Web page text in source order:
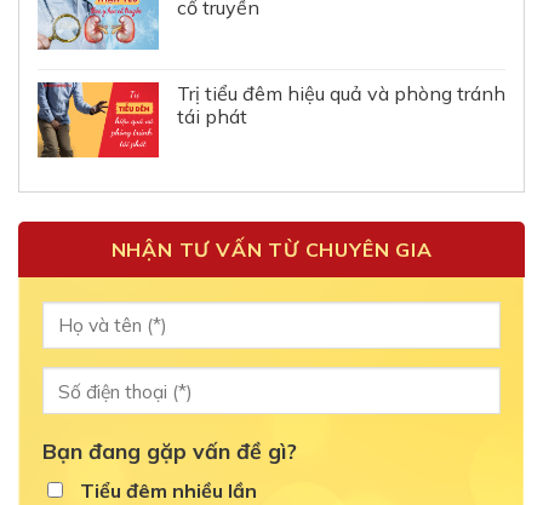
cổ truyền
Trị tiểu đêm hiệu quả và phòng tránh
tái phát
NHẬN TƯ VẤN TỪ CHUYÊN GIA
Bạn đang gặp vấn đề gì?
Tiểu đêm nhiều lần